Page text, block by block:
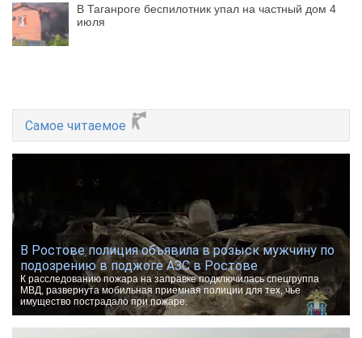
В Таганроге беспилотник упал на частный дом 4
июля
Самое читаемое
В Ростове полиция объявила в розыск мужчину по
подозрению в поджоге АЗС в Ростове
К расследованию пожара на заправке подключилась спецгруппа
МВД, развернута мобильная приемная полиции для тех, чье
имущество пострадало при пожаре.